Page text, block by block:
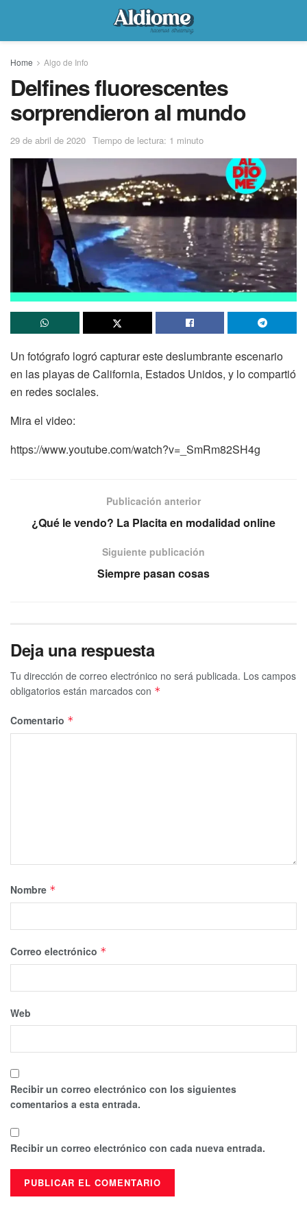
Home Algo de Info
Delfines fluorescentes
sorprendieron al mundo
29 de abril de 2020 Tiempo de lectura: 1 minuto
Un fotógrafo logró capturar este deslumbrante escenario
en las playas de California, Estados Unidos, y lo compartió
en redes sociales.
Mira el video:
https://www.youtube.com/watch?v=_SmRm82SH4g
Publicación anterior
¿Qué le vendo? La Placita en modalidad online
Siguiente publicación
Siempre pasan cosas
Deja una respuesta
Tu dirección de correo electrónico no será publicada. Los campos
obligatorios están marcados con *
Comentario *
Nombre *
Correo electrónico *
Web
Recibir un correo electrónico con los siguientes
comentarios a esta entrada.
Recibir un correo electrónico con cada nueva entrada.